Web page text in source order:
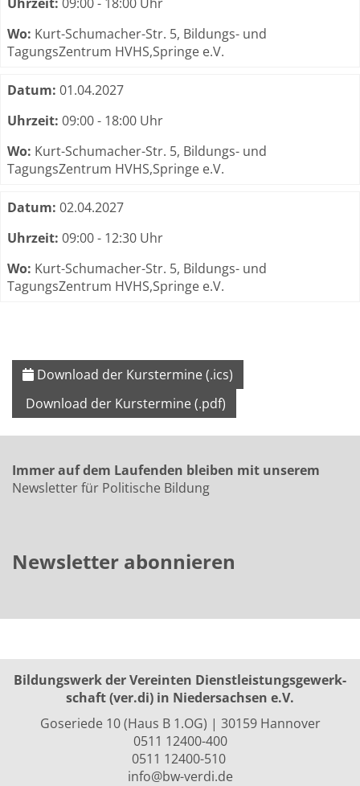
Wo: Kurt-Schumacher-Str. 5, Bildungs- und
TagungsZentrum HVHS,Springe e.V.
Datum: 01.04.2027
Uhrzeit: 09:00 - 18:00 Uhr
Wo: Kurt-Schumacher-Str. 5, Bildungs- und
TagungsZentrum HVHS,Springe e.V.
Datum: 02.04.2027
Uhrzeit: 09:00 - 12:30 Uhr
Wo: Kurt-Schumacher-Str. 5, Bildungs- und
TagungsZentrum HVHS,Springe e.V.
Download der Kurstermine (.ics)
Download der Kurstermine (.pdf)
Immer auf dem Laufenden bleiben mit unserem
Newsletter für Politische Bildung
Newsletter abonnieren
Bildungswerk der Vereinten Dienst­leis­tungs­ge­werk­
schaft (ver.di) in Niedersachsen e.V.
Goseriede 10 (Haus B 1.OG) | 30159 Hannover
0511 12400-400
0511 12400-510
info@bw-verdi.de